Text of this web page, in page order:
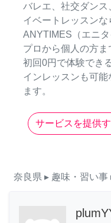
バレエ、社交ダン
イベートレッスンな
ANYTIMES（エニタ
プロから個人の方
初回0円で体験でき
インレッスンも可
ます。
サービスを提供
奈良県 ▸ 趣味・習い事